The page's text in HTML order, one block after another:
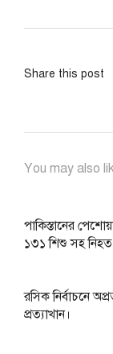
Share this post
You may also
পাকিস্তানের
১৩১ শিশু সহ
রসিক নির্বাচনে
প্রত্যাখান।